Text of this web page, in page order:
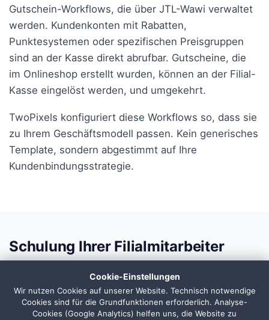
Gutschein-Workflows, die über JTL-Wawi verwaltet
werden. Kundenkonten mit Rabatten,
Punktesystemen oder spezifischen Preisgruppen
sind an der Kasse direkt abrufbar. Gutscheine, die
im Onlineshop erstellt wurden, können an der Filial-
Kasse eingelöst werden, und umgekehrt.
TwoPixels konfiguriert diese Workflows so, dass sie
zu Ihrem Geschäftsmodell passen. Kein generisches
Template, sondern abgestimmt auf Ihre
Kundenbindungsstrategie.
Schulung Ihrer Filialmitarbeiter
Die beste Kassenkonfiguration nützt nichts, wenn
die Mitarbeiter sie nicht bedienen können.
TwoPixels bietet strukturierte Schulungen für
Cookie-Einstellungen
Wir nutzen Cookies auf unserer Website. Technisch notwendige
Cookies sind für die Grundfunktionen erforderlich. Analyse-
Cookies (Google Analytics) helfen uns, die Website zu